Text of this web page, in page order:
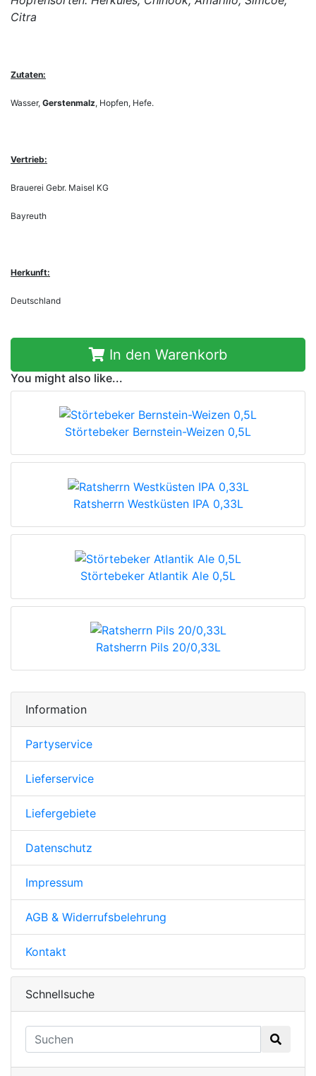
Citra
Zutaten:
Wasser, Gerstenmalz, Hopfen, Hefe.
Vertrieb:
Brauerei Gebr. Maisel KG
Bayreuth
Herkunft:
Deutschland
In den Warenkorb
You might also like...
Störtebeker Bernstein-Weizen 0,5L
Ratsherrn Westküsten IPA 0,33L
Störtebeker Atlantik Ale 0,5L
Ratsherrn Pils 20/0,33L
Information
Partyservice
Lieferservice
Liefergebiete
Datenschutz
Impressum
AGB & Widerrufsbelehrung
Kontakt
Schnellsuche